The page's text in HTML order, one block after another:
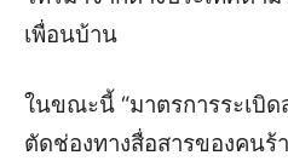
เพื่อนบ้าน
ในขณะนี้ “มาตรการระเบิด
ตัดช่องทางสื่อสารของคนร้